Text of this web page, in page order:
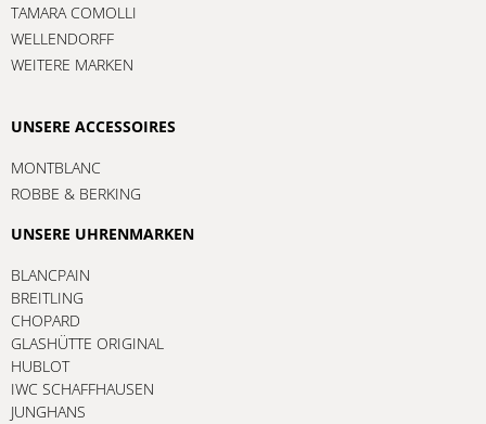
TAMARA COMOLLI
WELLENDORFF
WEITERE MARKEN
UNSERE ACCESSOIRES
MONTBLANC
ROBBE & BERKING
UNSERE UHRENMARKEN
BLANCPAIN
BREITLING
CHOPARD
GLASHÜTTE ORIGINAL
HUBLOT
IWC SCHAFFHAUSEN
JUNGHANS